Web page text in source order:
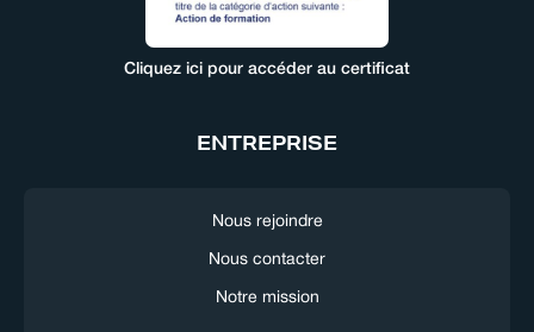
Cliquez ici pour accéder au certificat
ENTREPRISE
Nous rejoindre
Nous contacter
Notre mission